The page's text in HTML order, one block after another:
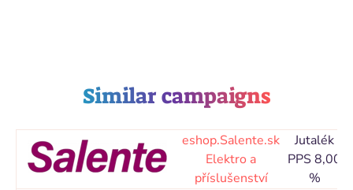
Similar campaigns
eshop.Salente.sk
Elektro a
příslušenství
Jutalék
PPS 8,00
%